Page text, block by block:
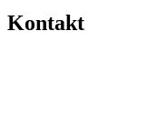
Kontakt